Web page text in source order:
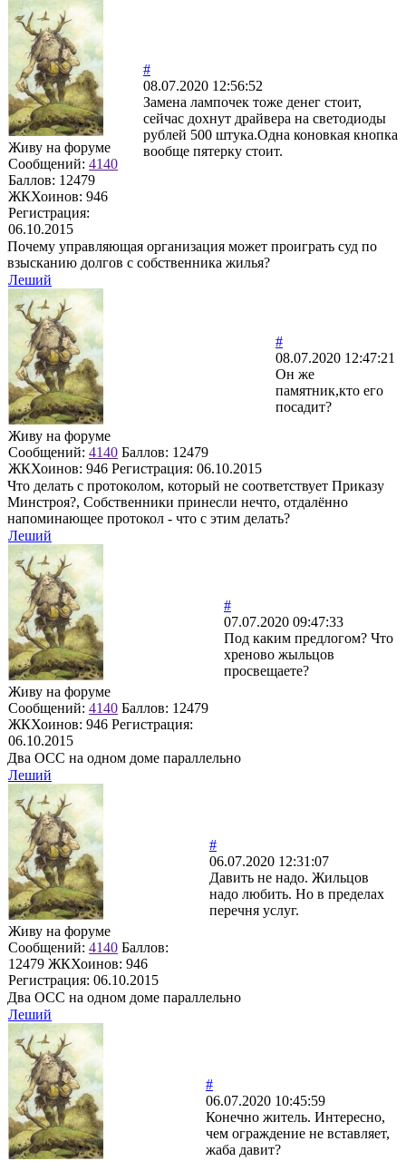
Живу на форуме
Сообщений: 4140
Баллов: 12479
ЖКХоинов: 946
Регистрация:
06.10.2015
#
08.07.2020 12:56:52
Замена лампочек тоже денег стоит,
сейчас дохнут драйвера на светодиоды
рублей 500 штука.Одна коновкая кнопка
вообще пятерку стоит.
Почему управляющая организация может проиграть суд по
взысканию долгов с собственника жилья?
Леший
Живу на форуме
Сообщений: 4140 Баллов: 12479
ЖКХоинов: 946 Регистрация: 06.10.2015
#
08.07.2020 12:47:21
Он же
памятник,кто его
посадит?
Что делать с протоколом, который не соответствует Приказу
Минстроя?, Собственники принесли нечто, отдалённо
напоминающее протокол - что с этим делать?
Леший
Живу на форуме
Сообщений: 4140 Баллов: 12479
ЖКХоинов: 946 Регистрация:
06.10.2015
#
07.07.2020 09:47:33
Под каким предлогом? Что
хреново жыльцов
просвещаете?
Два ОСС на одном доме параллельно
Леший
Живу на форуме
Сообщений: 4140 Баллов:
12479 ЖКХоинов: 946
Регистрация: 06.10.2015
#
06.07.2020 12:31:07
Давить не надо. Жильцов
надо любить. Но в пределах
перечня услуг.
Два ОСС на одном доме параллельно
Леший
#
06.07.2020 10:45:59
Конечно житель. Интересно,
чем ограждение не вставляет,
жаба давит?